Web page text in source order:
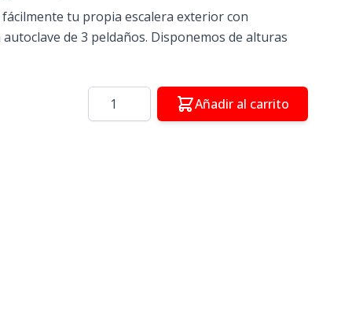
fácilmente tu propia escalera exterior con
de 3 peldaños. Disponemos de alturas
Cantidad Añadir al carrito